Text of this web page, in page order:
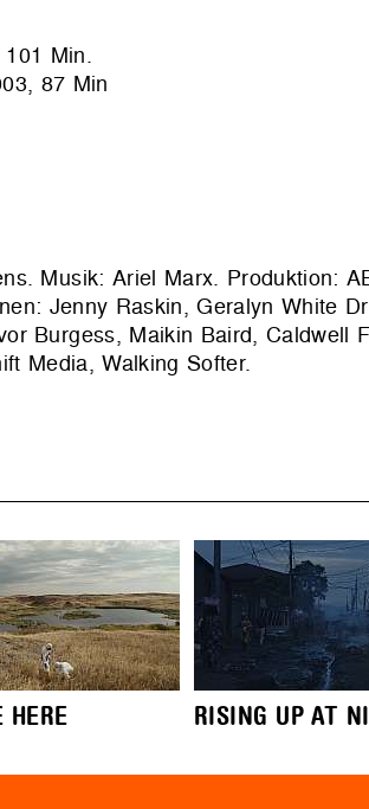
Min.
87 Min
Musik: Ariel Marx. Produktion:
Jenny Raskin, Geralyn White
Burgess, Maikin Baird, Caldwell
Media, Walking Softer.
HERE RISING UP AT